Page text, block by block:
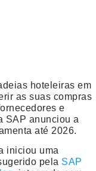
hoteleiras em
as suas compras
e
SAP anunciou a
até 2026.
iniciou uma
pela SAP